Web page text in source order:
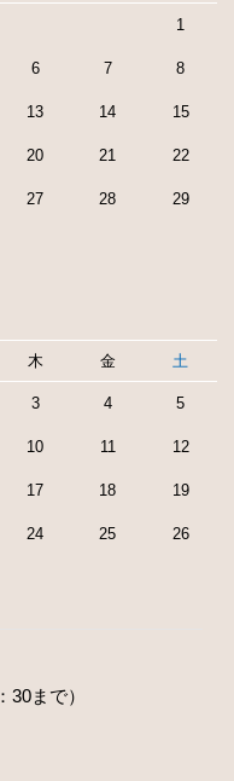
1
6 7 8
13 14 15
20 21 22
27 28 29
木 金 土
3 4 5
10 11 12
17 18 19
24 25 26
まで）